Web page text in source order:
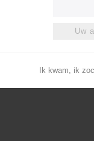
Uw
Ik kwam, ik